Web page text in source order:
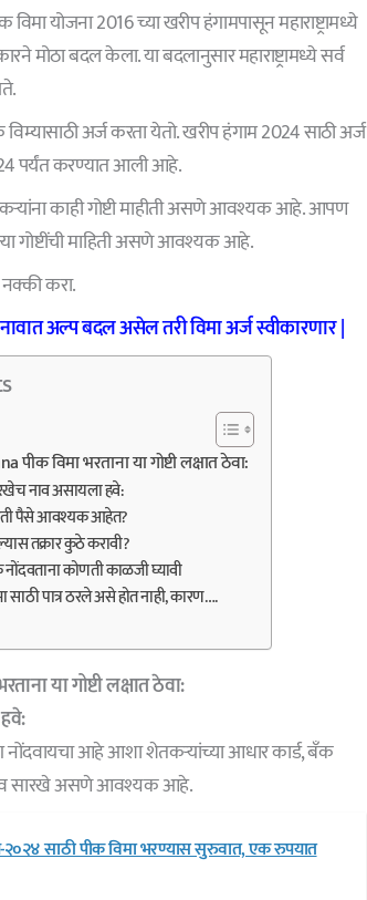
योजना 2016 च्या खरीप हंगामपासून महाराष्ट्रामध्ये
मोठा बदल केला. या बदलानुसार महाराष्ट्रामध्ये सर्व
अर्ज करता येतो. खरीप हंगाम 2024 साठी अर्ज
पर्यंत करण्यात आली आहे.
काही गोष्टी माहीती असणे आवश्यक आहे. आपण
गोष्टींची माहिती असणे आवश्यक आहे.
करा.
अल्प बदल असेल तरी विमा अर्ज स्वीकारणार |
विमा भरताना या गोष्टी लक्षात ठेवा:
नाव असायला हवे:
पैसे आवश्यक आहेत?
तक्रार कुठे करावी?
कोणती काळजी घ्यावी
साठी पात्र ठरले असे होत नाही, कारण….
या गोष्टी लक्षात ठेवा:
नोंदवायचा आहे आशा शेतकऱ्यांच्या आधार कार्ड, बँक
सारखे असणे आवश्यक आहे.
साठी पीक विमा भरण्यास सुरुवात, एक रुपयात